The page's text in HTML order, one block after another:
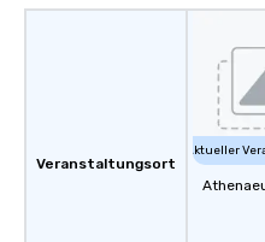
Veranstaltungsort
Aktueller